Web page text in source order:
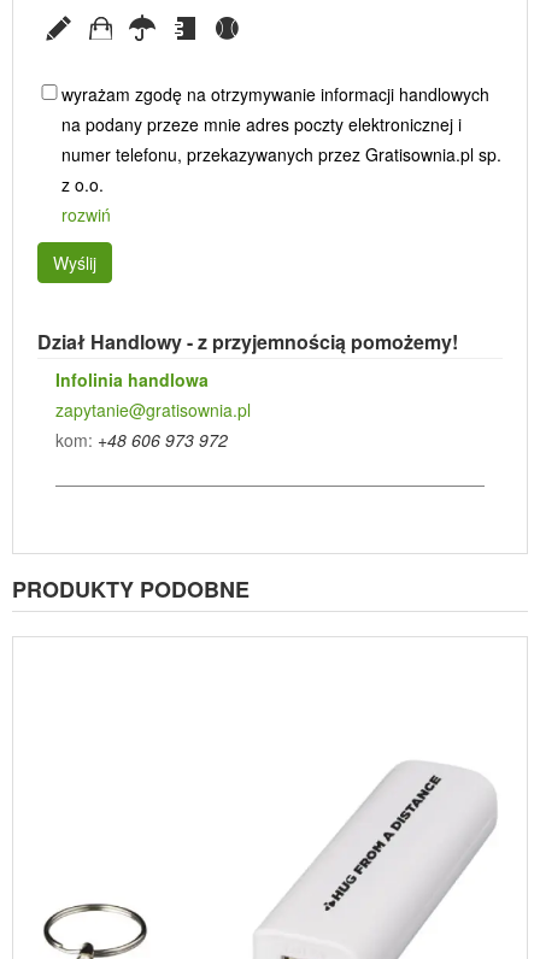
wyrażam zgodę na otrzymywanie informacji handlowych
na podany przeze mnie adres poczty elektronicznej i
numer telefonu, przekazywanych przez Gratisownia.pl sp.
z o.o.
rozwiń
Wyślij
Dział Handlowy - z przyjemnością pomożemy!
Infolinia handlowa
zapytanie@gratisownia.pl
kom: +48 606 973 972
PRODUKTY PODOBNE